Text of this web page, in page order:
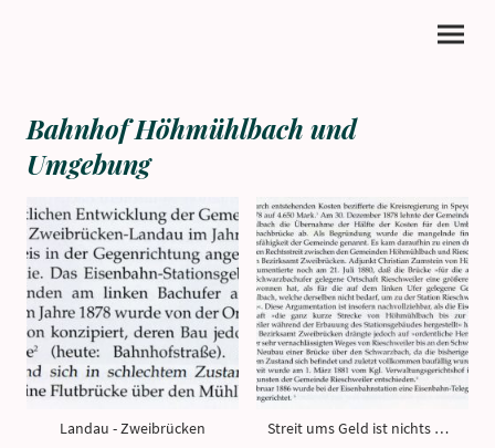
Bahnhof Höhmühlbach und
Umgebung
Landau - Zweibrücken Streit ums Geld ist nichts Neues